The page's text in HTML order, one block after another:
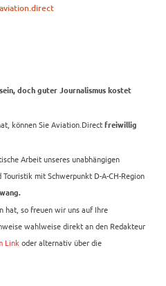
doch guter Journalismus kostet
können Sie Aviation.Direct freiwillig
Arbeit unseres unabhängigen
mit Schwerpunkt D-A-CH-Region
hat, so freuen wir uns auf Ihre
wahlweise direkt an den Redakteur
Linkoder alternativ über die